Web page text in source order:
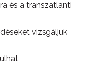
és a transzatlanti
vizsgáljuk